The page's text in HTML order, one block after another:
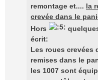
remontage et.... la
crevée dans le
Hors
écrit:
Les roues crevées
remises dans le
les 1007 sont